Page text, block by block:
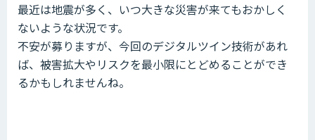
最近は地震が多く、いつ大きな災害が来てもおかしく
ないような状況です。
不安が募りますが、今回のデジタルツイン技術があれ
ば、被害拡大やリスクを最小限にとどめることができ
るかもしれませんね。